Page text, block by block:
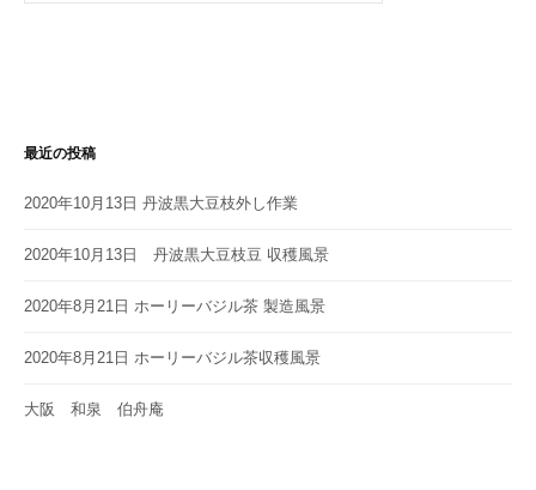
最近の投稿
2020年10月13日 丹波黒大豆枝外し作業
2020年10月13日 丹波黒大豆枝豆 収穫風景
2020年8月21日 ホーリーバジル茶 製造風景
2020年8月21日 ホーリーバジル茶収穫風景
大阪 和泉 伯舟庵